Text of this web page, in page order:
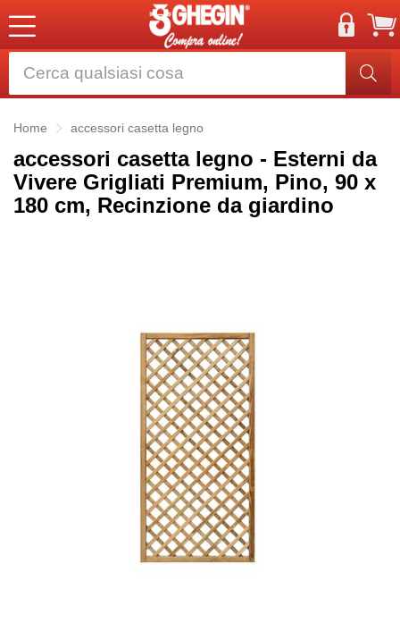
Home accessori casetta legno
accessori casetta legno - Esterni da
Vivere Grigliati Premium, Pino, 90 x
180 cm, Recinzione da giardino